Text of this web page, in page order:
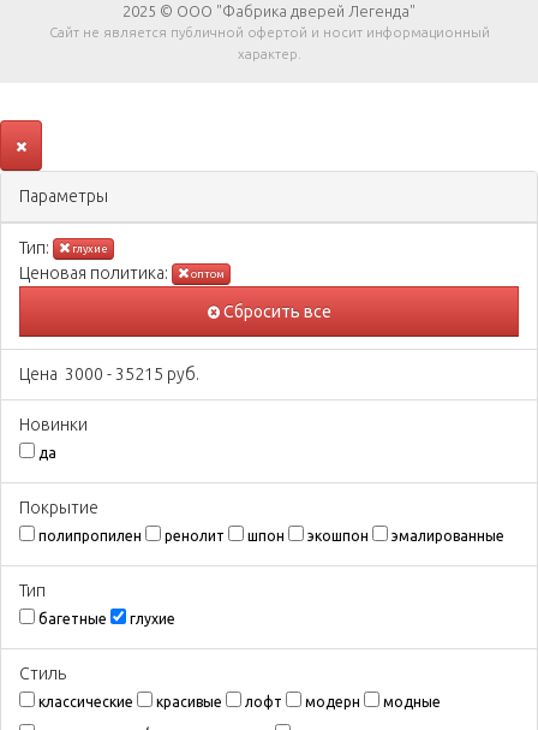
2025 © ООО "Фабрика дверей Легенда"
Сайт не является публичной офертой и носит информационный
характер.
Параметры
Тип: глухие
Ценовая политика: оптом
Сбросить все
Цена 3000 - 35215 руб.
Новинки
да
Покрытиe
полипропилен ренолит шпон экошпон эмалированные
Тип
багетные глухие
Стиль
классические красивые лофт модерн модные